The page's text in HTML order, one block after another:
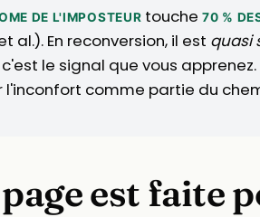
DE L'IMPOSTEUR touche70 %
al.). En reconversion, il est quasi
le signal que vous
comme partie du
est faite